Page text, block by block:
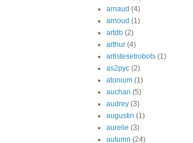
arnaud (4)
arnoud (1)
artdb (2)
arthur (4)
artistesetrobots (1)
as2pyc (2)
atonium (1)
auchan (5)
audrey (3)
augustin (1)
aurelie (3)
autumn (24)